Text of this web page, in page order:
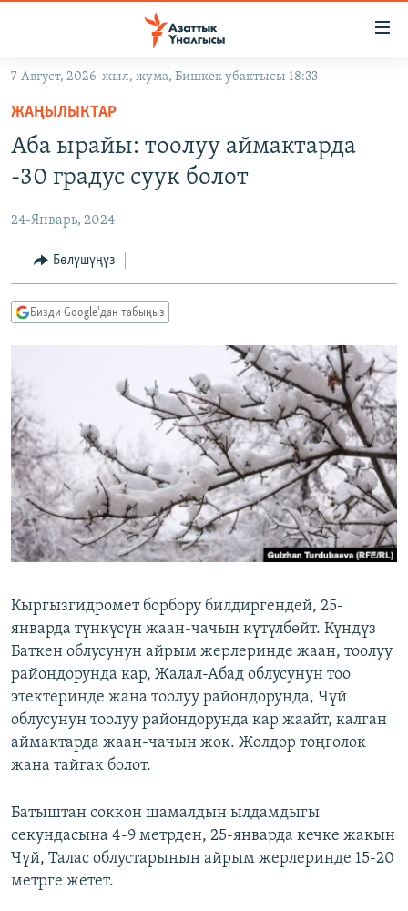
Навигацияга
өтүңүз
Издөөгө
салыңыз
КЫРГЫЗСТАН
КЫРГЫЗСТАН
ЭКОНОМИКА
МАДАНИЯТ
БОРБОР АЗИЯ
УКРАИНА
АТАЙЫН ИЛИКТӨӨ
ТВ ПРОГРАММАЛАР
ЭКСПЕРТТЕР ТАЛДАЙТ
ЭЖЕ-СИҢДИЛЕР
АЗАТТЫК+
ЫҢГАЙСЫЗ СУРООЛОР
ӨЗГӨЧӨ ПИКИР
ОНЛАЙН ШЕРИНЕ
ЭЕ/АРнун бардык сайттары
7-Август, 2026-жыл, жума, Бишкек убактысы 18:33
ЖАҢЫЛЫКТАР
Аба ырайы: тоолуу аймактарда
-30 градус суук болот
24-Январь, 2024
Бөлүшүңүз
Бизди Google'дан табыңыз
Кыргызгидромет борбору билдиргендей, 25-
январда түнкүсүн жаан-чачын күтүлбөйт. Күндүз
Баткен облусунун айрым жерлеринде жаан, тоолуу
райондорунда кар, Жалал-Абад облусунун тоо
этектеринде жана тоолуу райондорунда, Чүй
облусунун тоолуу райондорунда кар жаайт, калган
аймактарда жаан-чачын жок. Жолдор тоңголок
жана тайгак болот.
Батыштан соккон шамалдын ылдамдыгы
секундасына 4-9 метрден, 25-январда кечке жакын
Чүй, Талас облустарынын айрым жерлеринде 15-20
метрге жетет.